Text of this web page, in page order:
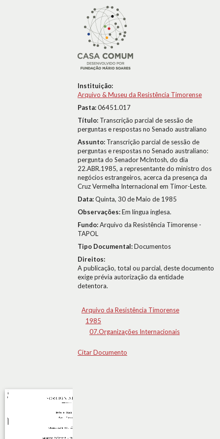
Instituição:
Arquivo & Museu da Resistência Timorense
Pasta:06451.017
Título: Transcrição parcial de sessão de
perguntas e respostas no Senado australiano
Assunto: Transcrição parcial de sessão de
perguntas e respostas no Senado australiano:
pergunta do Senador McIntosh, do dia
22.ABR.1985, a representante do ministro dos
negócios estrangeiros, acerca da presença da
Cruz Vermelha Internacional em Timor-Leste.
Data:Quinta, 30 de Maio de 1985
Observações:Em língua inglesa.
Fundo:Arquivo da Resistência Timorense -
TAPOL
Tipo Documental:Documentos
Direitos:
A publicação, total ou parcial, deste documento
exige prévia autorização da entidade
detentora.
Arquivo da Resistência Timorense
1985
07.Organizações Internacionais
Citar Documento